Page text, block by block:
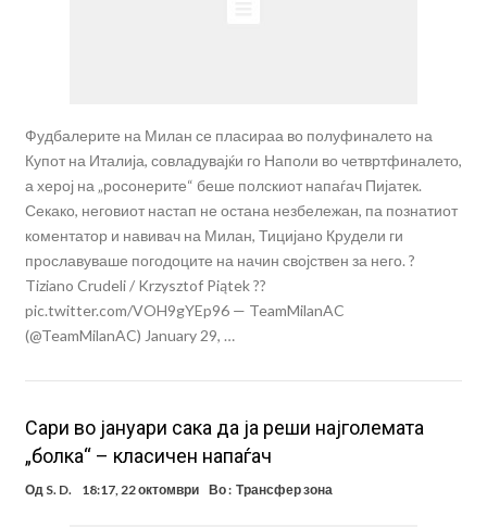
Фудбалерите на Милан се пласираа во полуфиналето на
Купот на Италија, совладувајќи го Наполи во четвртфиналето,
а херој на „росонерите“ беше полскиот напаѓач Пијатек.
Секако, неговиот настап не остана незбележан, па познатиот
коментатор и навивач на Милан, Тицијано Крудели ги
прославуваше погодоците на начин својствен за него. ?
Tiziano Crudeli / Krzysztof Piątek ??
pic.twitter.com/VOH9gYEp96 — TeamMilanAC
(@TeamMilanAC) January 29, …
Сари во јануари сака да ја реши најголемата
„болка“ – класичен напаѓач
Од S. D. 18:17, 22 октомври Во : Трансфер зона